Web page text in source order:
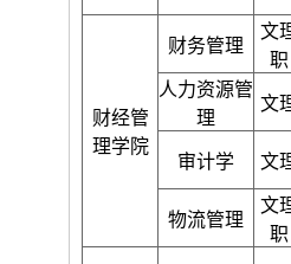
财经管
理学院
财务管理
文
职
人力资源管
理
文
审计学 文
物流管理
文
职